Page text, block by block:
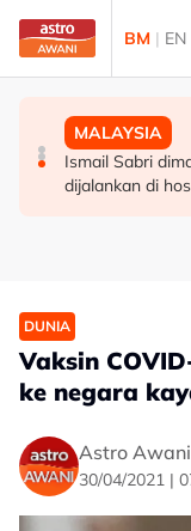
Skip to main content
BM | EN
MALAYSIA
Warga emas
Kelantan
MALAYSIA
Jenazah tiga
untuk bedah
MALAYSIA
Ismail Sabri
dijalankan di
DUNIA
Vaksin
ke negara
Astro Awani
30/04/2021 |